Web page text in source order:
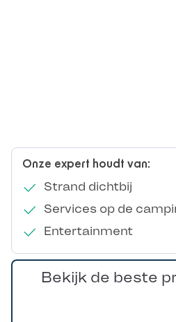
Onze expert houdt van:
Strand dichtbij
Services op de
Entertainment
Bekijk de beste